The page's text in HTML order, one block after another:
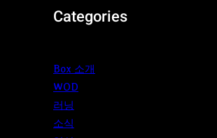
Categories
Box 소개
WOD
러닝
소식